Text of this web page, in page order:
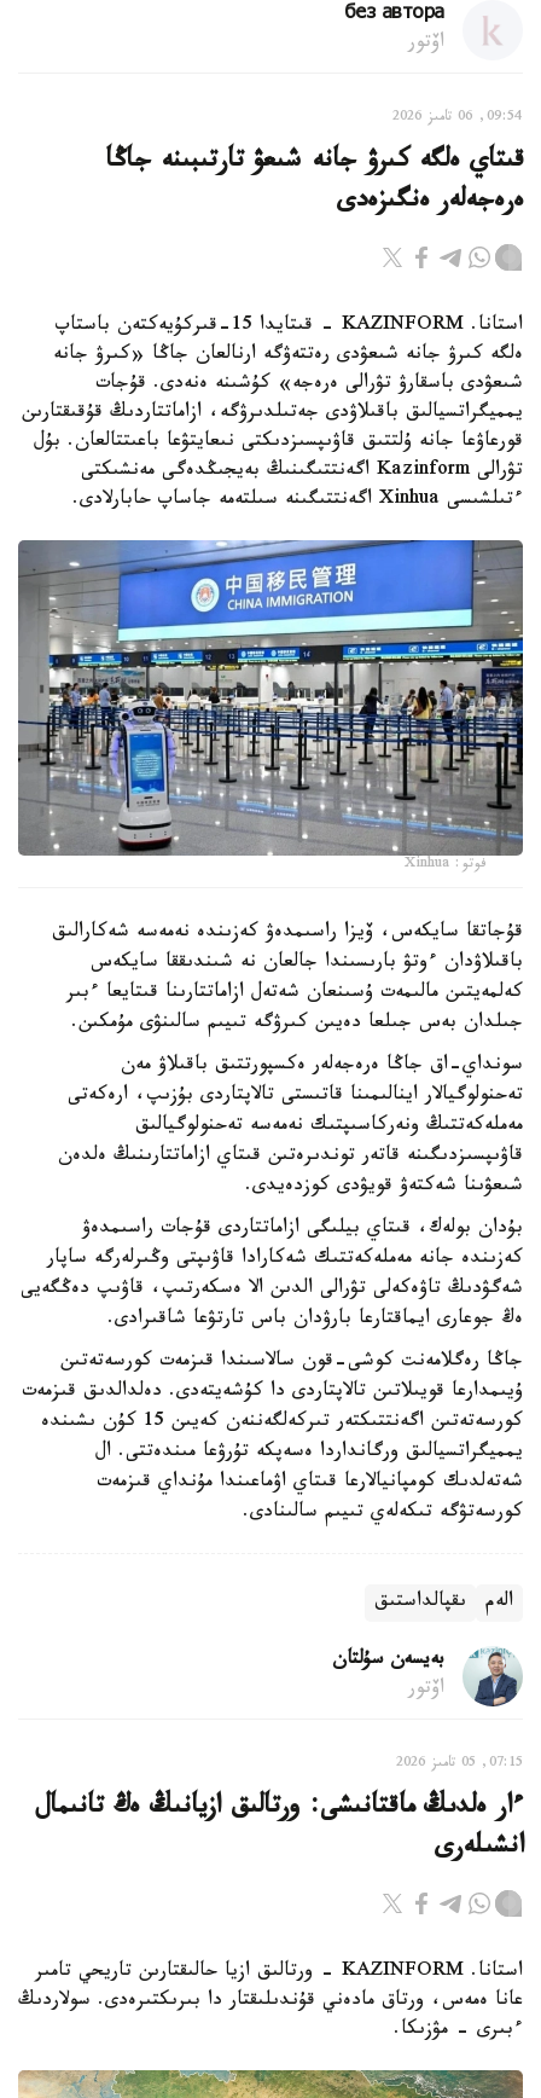
без автора
اۆتور
09:54, 06 تامىز 2026
قىتاي ەلگە كىرۋ جانە شىعۋ تارتىبىنە جاڭا
ەرەجەلەر ەنگىزەدى
استانا. KAZINFORM - قىتايدا 15-قىركۇيەكتەن باستاپ
ەلگە كىرۋ جانە شىعۋدى رەتتەۋگە ارنالعان جاڭا «كىرۋ جانە
شىعۋدى باسقارۋ تۋرالى ەرەجە» كۇشىنە ەنەدى. قۇجات
يمميگراتسيالىق باقىلاۋدى جەتىلدىرۋگە، ازاماتتاردىڭ قۇقىقتارىن
قورعاۋعا جانە ۇلتتىق قاۋىپسىزدىكتى نىعايتۋعا باعىتتالعان. بۇل
تۋرالى Kazinform اگەنتتىگىنىڭ بەيجىڭدەگى مەنشىكتى
ءتىلشىسى Xinhua اگەنتتىگىنە سىلتەمە جاساپ حابارلادى.
فوتو: Xinhua
قۇجاتقا سايكەس، ۆيزا راسىمدەۋ كەزىندە نەمەسە شەكارالىق
باقىلاۋدان ءوتۋ بارىسىندا جالعان نە شىندىققا سايكەس
كەلمەيتىن مالىمەت ۇسىنعان شەتەل ازاماتتارىنا قىتايعا ءبىر
جىلدان بەس جىلعا دەيىن كىرۋگە تىيىم سالىنۋى مۇمكىن.
سونداي-اق جاڭا ەرەجەلەر ەكسپورتتىق باقىلاۋ مەن
تەحنولوگيالار اينالىمىنا قاتىستى تالاپتاردى بۇزىپ، ارەكەتى
مەملەكەتتىڭ ونەركاسىپتىك نەمەسە تەحنولوگيالىق
قاۋىپسىزدىگىنە قاتەر توندىرەتىن قىتاي ازاماتتارىنىڭ ەلدەن
شىعۋىنا شەكتەۋ قويۋدى كوزدەيدى.
بۇدان بولەك، قىتاي بيلىگى ازاماتتاردى قۇجات راسىمدەۋ
كەزىندە جانە مەملەكەتتىك شەكارادا قاۋىپتى وڭىرلەرگە ساپار
شەگۋدىڭ تاۋەكەلى تۋرالى الدىن الا ەسكەرتىپ، قاۋىپ دەڭگەيى
ەڭ جوعارى ايماقتارعا بارۋدان باس تارتۋعا شاقىرادى.
جاڭا رەگلامەنت كوشى-قون سالاسىندا قىزمەت كورسەتەتىن
ۇيىمدارعا قويىلاتىن تالاپتاردى دا كۇشەيتەدى. دەلدالدىق قىزمەت
كورسەتەتىن اگەنتتىكتەر تىركەلگەننەن كەيىن 15 كۇن ىشىندە
يمميگراتسيالىق ورگانداردا ەسەپكە تۇرۋعا مىندەتتى. ال
شەتەلدىك كومپانيالارعا قىتاي اۋماعىندا مۇنداي قىزمەت
كورسەتۋگە تىكەلەي تىيىم سالىنادى.
الەم ىقپالداستىق
بەيسەن سۇلتان
اۆتور
07:15, 05 تامىز 2026
ءار ەلدىڭ ماقتانىشى: ورتالىق ازيانىڭ ەڭ تانىمال
انشىلەرى
استانا. KAZINFORM - ورتالىق ازيا حالىقتارىن تاريحي تامىر
عانا ەمەس، ورتاق مادەني قۇندىلىقتار دا بىرىكتىرەدى. سولاردىڭ
ءبىرى – مۋزىكا.